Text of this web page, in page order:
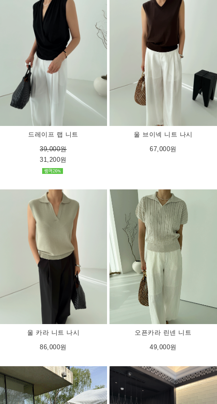
드레이프 랩 니트
39,000원
31,200원
울 브이넥 니트 나시
67,000원
울 카라 니트 나시
86,000원
오픈카라 린넨 니트
49,000원